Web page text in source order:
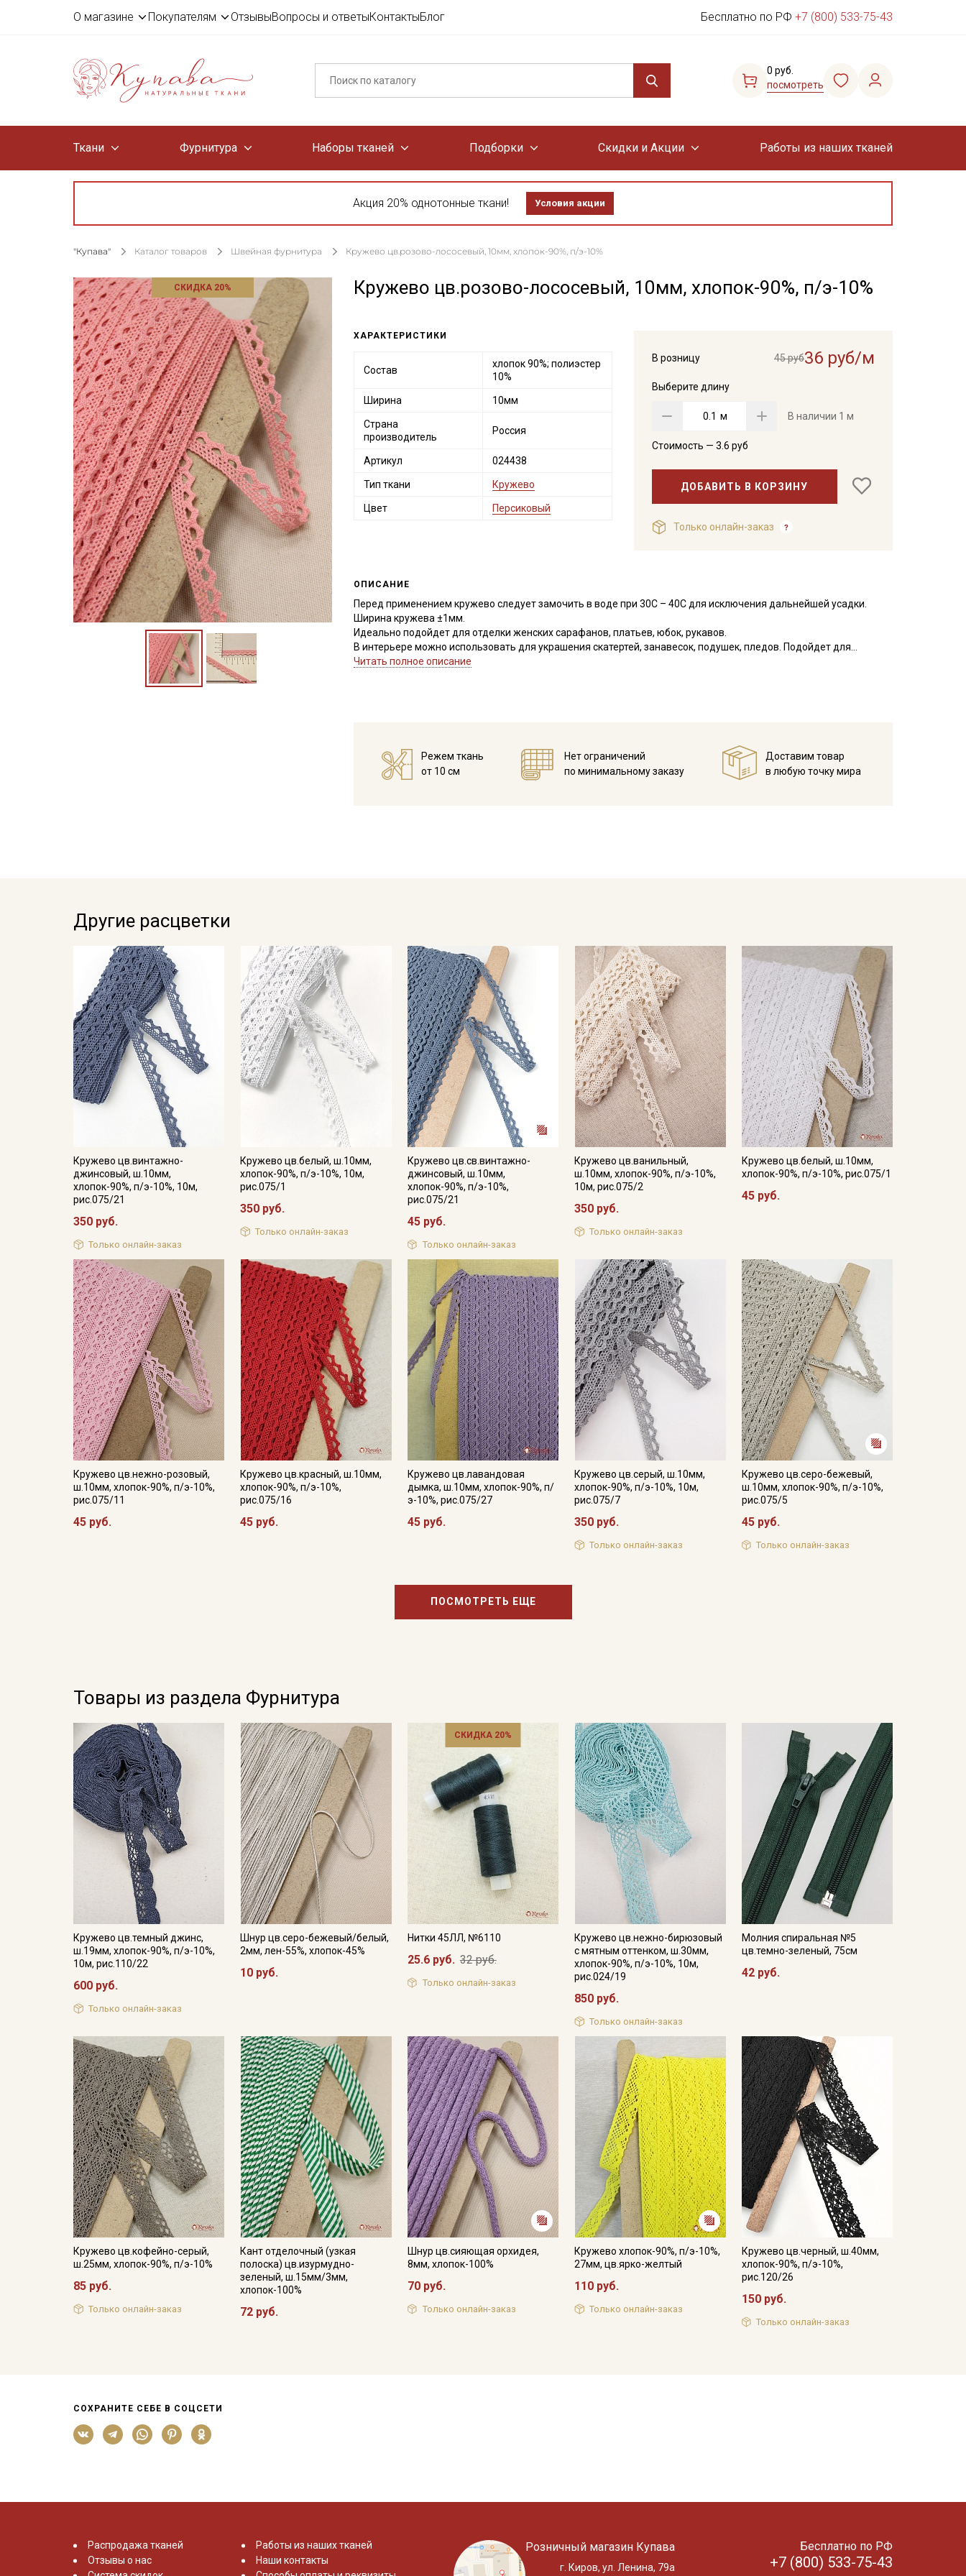
О магазине Покупателям ОтзывыВопросы и ответыКонтактыБлог Бесплатно по РФ +7 (800) 533-75-43
0 руб.
посмотреть
Ткани Фурнитура Наборы тканей Подборки Скидки и Акции Работы из наших тканей
Акция 20% однотонные ткани! Условия акции
"Купава" Каталог товаров Швейная фурнитура Кружево цв.розово-лососевый, 10мм, хлопок-90%, п/э-10%
СКИДКА 20% Кружево цв.розово-лососевый, 10мм, хлопок-90%, п/э-10%
В розницу 45 руб36 руб/м
Выберите длину
м В наличии 1 м
Стоимость — 3.6 руб
ДОБАВИТЬ В КОРЗИНУ
Только онлайн-заказ
ХАРАКТЕРИСТИКИ
Состав
хлопок 90%; полиэстер
10%
Ширина 10мм
Страна
производитель
Россия
Артикул 024438
Тип ткани Кружево
Цвет Персиковый
ОПИСАНИЕ
Перед применением кружево следует замочить в воде при 30С – 40С для исключения дальнейшей усадки.
Ширина кружева ±1мм.
Идеально подойдет для отделки женских сарафанов, платьев, юбок, рукавов.
В интерьере можно использовать для украшения скатертей, занавесок, подушек, пледов. Подойдет для
оформления творческих работ в различных техниках,
Читать полное описание
Режем ткань
от 10 см
Нет ограничений
по минимальному заказу
Доставим товар
в любую точку мира
Другие расцветки
Кружево цв.винтажно-
джинсовый, ш.10мм,
хлопок-90%, п/э-10%, 10м,
рис.075/21
350 руб.
Только онлайн-заказ
Кружево цв.белый, ш.10мм,
хлопок-90%, п/э-10%, 10м,
рис.075/1
350 руб.
Только онлайн-заказ
Кружево цв.св.винтажно-
джинсовый, ш.10мм,
хлопок-90%, п/э-10%,
рис.075/21
45 руб.
Только онлайн-заказ
Кружево цв.ванильный,
ш.10мм, хлопок-90%, п/э-10%,
10м, рис.075/2
350 руб.
Только онлайн-заказ
Кружево цв.белый, ш.10мм,
хлопок-90%, п/э-10%, рис.075/1
45 руб.
Кружево цв.нежно-розовый,
ш.10мм, хлопок-90%, п/э-10%,
рис.075/11
45 руб.
Кружево цв.красный, ш.10мм,
хлопок-90%, п/э-10%,
рис.075/16
45 руб.
Кружево цв.лавандовая
дымка, ш.10мм, хлопок-90%, п/
э-10%, рис.075/27
45 руб.
Кружево цв.серый, ш.10мм,
хлопок-90%, п/э-10%, 10м,
рис.075/7
350 руб.
Только онлайн-заказ
Кружево цв.серо-бежевый,
ш.10мм, хлопок-90%, п/э-10%,
рис.075/5
45 руб.
Только онлайн-заказ
ПОСМОТРЕТЬ ЕЩЕ
Товары из раздела Фурнитура
Кружево цв.темный джинс,
ш.19мм, хлопок-90%, п/э-10%,
10м, рис.110/22
600 руб.
Только онлайн-заказ
Шнур цв.серо-бежевый/белый,
2мм, лен-55%, хлопок-45%
10 руб.
СКИДКА 20%
Нитки 45ЛЛ, №6110
25.6 руб. 32 руб.
Только онлайн-заказ
Кружево цв.нежно-бирюзовый
с мятным оттенком, ш.30мм,
хлопок-90%, п/э-10%, 10м,
рис.024/19
850 руб.
Только онлайн-заказ
Молния спиральная №5
цв.темно-зеленый, 75см
42 руб.
Кружево цв.кофейно-серый,
ш.25мм, хлопок-90%, п/э-10%
85 руб.
Только онлайн-заказ
Кант отделочный (узкая
полоска) цв.изурмудно-
зеленый, ш.15мм/3мм,
хлопок-100%
72 руб.
Шнур цв.сияющая орхидея,
8мм, хлопок-100%
70 руб.
Только онлайн-заказ
Кружево хлопок-90%, п/э-10%,
27мм, цв.ярко-желтый
110 руб.
Только онлайн-заказ
Кружево цв.черный, ш.40мм,
хлопок-90%, п/э-10%,
рис.120/26
150 руб.
Только онлайн-заказ
СОХРАНИТЕ СЕБЕ В СОЦСЕТИ
Распродажа тканей
Отзывы о нас
Работы из наших тканей
Наши контакты
Розничный магазин Купава
г. Киров, ул. Ленина, 79а
Бесплатно по РФ
+7 (800) 533-75-43
Секретная рассылка от
Купава
Мы публикуем здесь дополнительные
промокоды и скидки до 30% на узкие
категории тканей
Электронная почта
Подписаться
Ознакомлен(а) сПолитикой обработки персональных
и даюСогласие на обработку персональных
Согласие на получение рекламных и